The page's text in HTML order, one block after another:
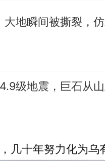
地瞬间被撕裂，
级地震，巨石从
几十年努力化为乌